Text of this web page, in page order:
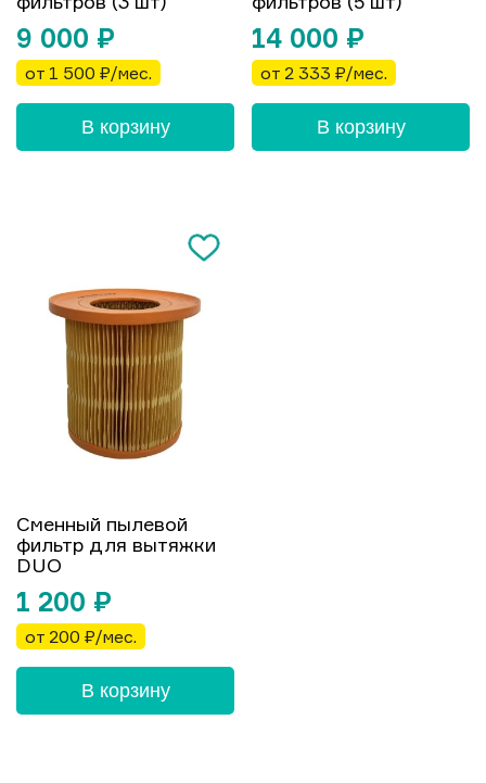
9 000 ₽
от 1 500 ₽/мес.
В корзину
14 000 ₽
от 2 333 ₽/мес.
В корзину
Сменный пылевой
фильтр для вытяжки
DUO
1 200 ₽
от 200 ₽/мес.
В корзину